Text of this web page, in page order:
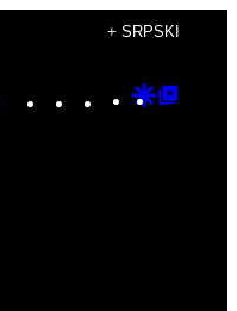
+ SRPSKI
Instagram
TikTok
YouTube
Google